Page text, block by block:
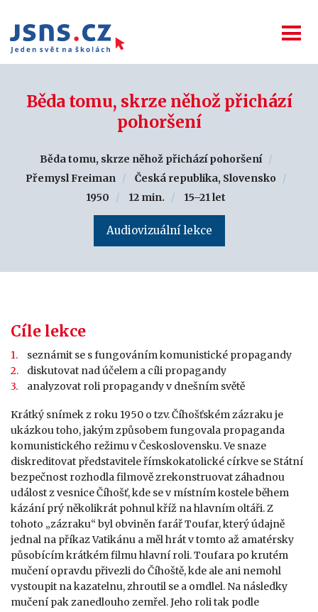
Běda tomu, skrze něhož přichází
pohoršení
Běda tomu, skrze něhož přichází pohoršení
Přemysl Freiman
Česká republika, Slovensko
1950
12 min. 15–21 let
Audiovizuální lekce
Cíle lekce
seznámit se s fungováním komunistické propagandy
diskutovat nad účelem a cíli propagandy
analyzovat roli propagandy v dnešním světě
Krátký snímek z roku 1950 o tzv. Číhošťském zázraku je
ukázkou toho, jakým způsobem fungovala propaganda
komunistického režimu v Československu. Ve snaze
diskreditovat představitele římskokatolické církve se Státní
bezpečnost rozhodla filmově zrekonstruovat záhadnou
událost z vesnice Číhošť, kde se v místním kostele během
kázání prý několikrát pohnul kříž na hlavním oltáři. Z
tohoto „zázraku“ byl obviněn farář Toufar, který údajně
jednal na příkaz Vatikánu a měl hrát v tomto až amatérsky
působícím krátkém filmu hlavní roli. Toufara po krutém
mučení opravdu přivezli do Číhoště, kde ale ani nemohl
vystoupit na kazatelnu, zhroutil se a omdlel. Na následky
mučení pak zanedlouho zemřel. Jeho roli tak podle